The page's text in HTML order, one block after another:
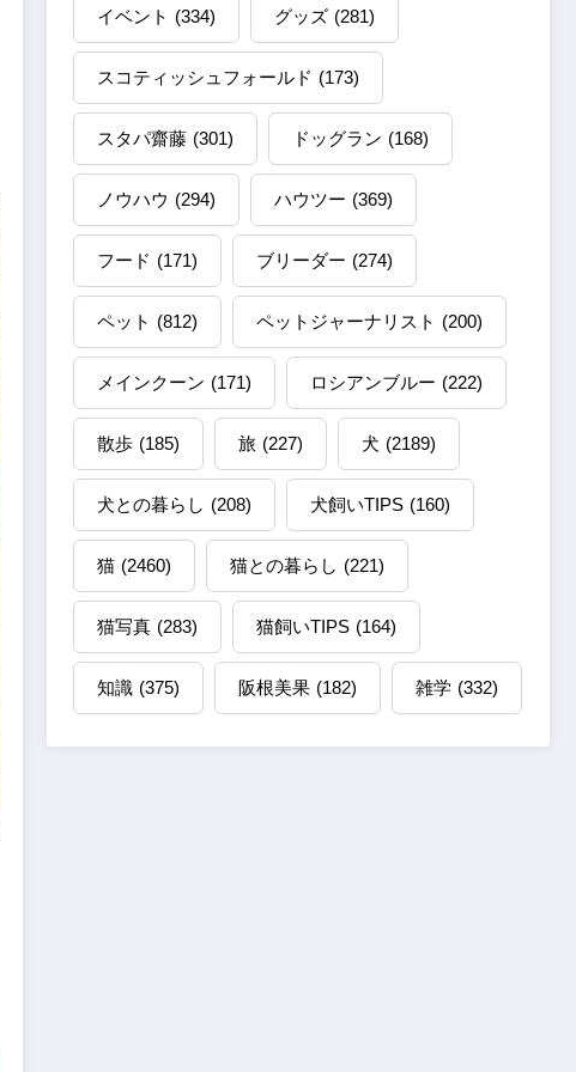
イベント (334) グッズ (281)
スコティッシュフォールド (173)
スタパ齋藤 (301) ドッグラン (168)
ノウハウ (294) ハウツー (369)
フード (171) ブリーダー (274)
ペット (812) ペットジャーナリスト (200)
メインクーン (171) ロシアンブルー (222)
散歩 (185) 旅 (227) 犬 (2189)
犬との暮らし (208) 犬飼いTIPS (160)
猫 (2460) 猫との暮らし (221)
猫写真 (283) 猫飼いTIPS (164)
知識 (375) 阪根美果 (182) 雑学 (332)